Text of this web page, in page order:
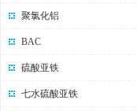
聚氯化铝
BAC
硫酸亚铁
七水硫酸亚铁